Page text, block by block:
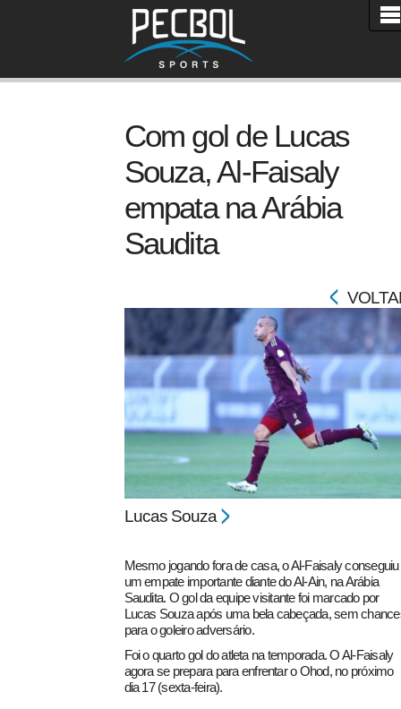
pecbol.com
Com gol de Lucas
Souza, Al-Faisaly
empata na Arábia
Saudita
Lucas Souza
Mesmo jogando fora de casa, o Al-Faisaly conseguiu
um empate importante diante do Al-Ain, na Arábia
Saudita. O gol da equipe visitante foi marcado por
Lucas Souza após uma bela cabeçada, sem
para o goleiro adversário.
Foi o quarto gol do atleta na temporada. O Al-Faisaly
agora se prepara para enfrentar o Ohod, no próximo
dia 17 (sexta-feira).